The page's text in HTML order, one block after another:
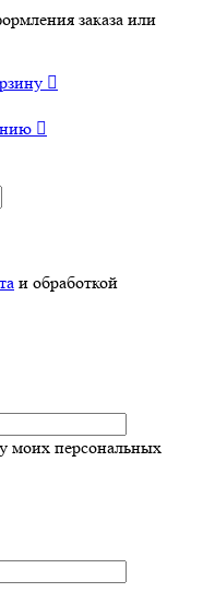
заказа или


и обработкой
моих персональных